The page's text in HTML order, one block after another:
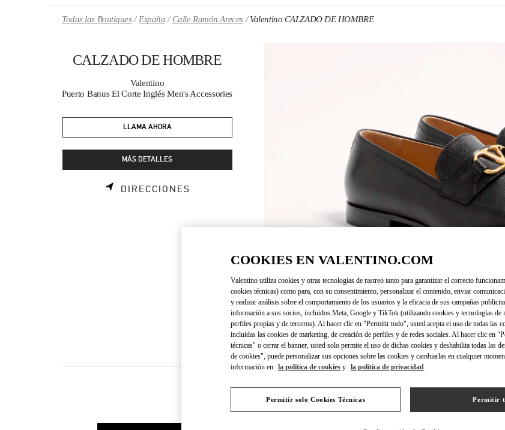
Todas las Boutiques España Calle Ramón Areces Valentino CALZADO DE HOMBRE
CALZADO DE HOMBRE
Valentino
Puerto Banus El Corte Inglés Men's Accessories
LLAMA AHORA
MÁS DETALLES
DIRECCIONES
NOVEDADES EN VALENTINO BOUTIQUE - Puerto Banus El Corte
COOKIES EN VALENTINO.COM
Valentino utiliza cookies y otras tecnologías de rastreo tanto para garantizar el correcto
cookies técnicas) como para, con su consentimiento, personalizar el contenido, enviar
y realizar análisis sobre el comportamiento de los usuarios y la eficacia de sus campañas
información a sus socios, incluidos Meta, Google y TikTok (utilizando cookies y tecnologías de
perfiles propias y de terceros). Al hacer clic en "Permitir todo", usted acepta el uso de todas las
incluidas las cookies de marketing, de creación de perfiles y de redes sociales. Al hacer clic en
técnicas" o cerrar el banner, usted solo permite el uso de dichas cookies y deshabilita todas las
de cookies", puede personalizar sus opciones sobre las cookies y cambiarlas en cualquier
información en la política de cookies y la política de privacidad.
Permitir solo Cookies Técnicas Permitir